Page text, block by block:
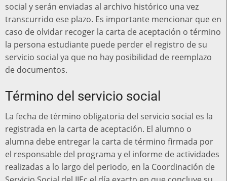
social y serán enviadas al archivo histórico una vez
transcurrido ese plazo. Es importante mencionar que en
caso de olvidar recoger la carta de aceptación o término
la persona estudiante puede perder el registro de su
servicio social ya que no hay posibilidad de reemplazo
de documentos.
Término del servicio social
La fecha de término obligatoria del servicio social es la
registrada en la carta de aceptación. El alumno o
alumna debe entregar la carta de término firmada por
el responsable del programa y el informe de actividades
realizadas a lo largo del periodo, en la Coordinación de